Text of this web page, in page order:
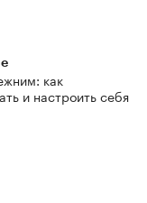
как
и настроить себя